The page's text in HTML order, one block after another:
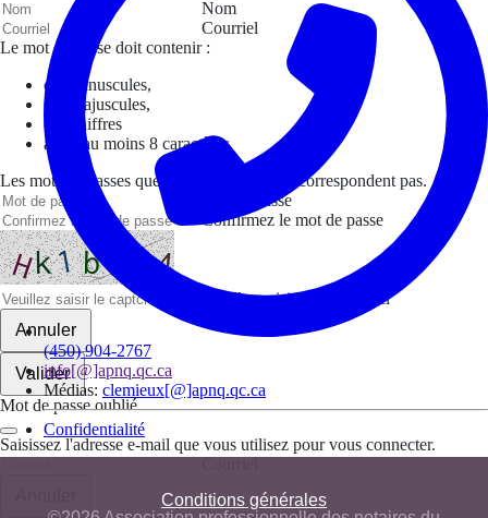
(450) 904-2767
info[@]apnq.qc.ca
Médias: clemieux[@]apnq.qc.ca
Confidentialité
Conditions générales
Nom
Courriel
Le mot de passe doit contenir :
des minuscules,
des majuscules,
des chiffres
avoir au moins 8 caractères
Les mots de passes que vous avez saisis ne correspondent pas.
Mot de passe
Confirmez le mot de passe
Veuillez saisir le captcha ici
Annuler
Valider
Mot de passe oublié
Saisissez l'adresse e-mail que vous utilisez pour vous connecter.